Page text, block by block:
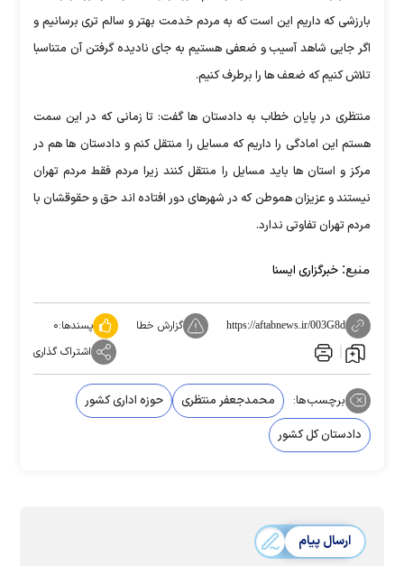
بارزشی که داریم این است که به مردم خدمت بهتر و سالم تری برسانیم و
اگر جایی شاهد آسیب و ضعفی هستیم به جای نادیده گرفتن آن متناسبا
تلاش کنیم که ضعف ها را برطرف کنیم.
منتظری در پایان خطاب به دادستان ها گفت: تا زمانی که در این سمت
هستم این امادگی را داریم که مسایل را منتقل کنم و دادستان ها هم در
مرکز و استان ها باید مسایل را منتقل کنند زیرا مردم فقط مردم تهران
نیستند و عزیزان هموطن که در شهرهای دور افتاده اند حق و حقوقشان با
مردم تهران تفاوتی ندارد.
منبع: خبرگزاری ایسنا
https://aftabnews.ir/003G8d گزارش خطا پسندها:۰
اشتراک گذاری
برچسب‌ها: محمدجعفر منتظری
حوزه اداری کشور
دادستان کل کشور
ارسال پیام